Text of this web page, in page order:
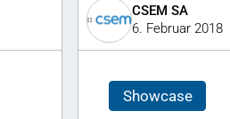
CSEM SA
6. Februar 2018
Showcase